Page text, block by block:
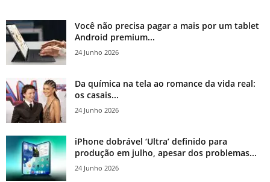
Você não precisa pagar a mais por um tablet
Android premium...
24 Junho 2026
Da química na tela ao romance da vida real:
os casais...
24 Junho 2026
iPhone dobrável ‘Ultra’ definido para
produção em julho, apesar dos problemas...
24 Junho 2026